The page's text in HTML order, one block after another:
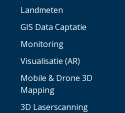
Landmeten
GIS Data Captatie
Monitoring
Visualisatie (AR)
Mobile & Drone 3D
Mapping
3D Laserscanning